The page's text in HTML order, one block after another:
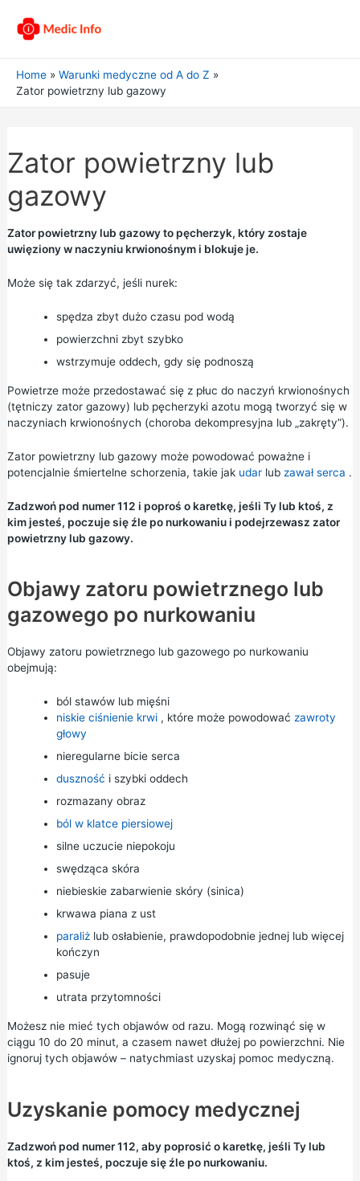
Home
Warunki medyczne od A do Z
Zator powietrzny lub gazowy
Zator powietrzny lub
gazowy
Zator powietrzny lub gazowy to pęcherzyk, który zostaje
uwięziony w naczyniu krwionośnym i blokuje je.
Może się tak zdarzyć, jeśli nurek:
spędza zbyt dużo czasu pod wodą
powierzchni zbyt szybko
wstrzymuje oddech, gdy się podnoszą
Powietrze może przedostawać się z płuc do naczyń krwionośnych
(tętniczy zator gazowy) lub pęcherzyki azotu mogą tworzyć się w
naczyniach krwionośnych (choroba dekompresyjna lub „zakręty”).
Zator powietrzny lub gazowy może powodować poważne i
potencjalnie śmiertelne schorzenia, takie jak udarlub zawał serca .
Zadzwoń pod numer 112 i poproś o karetkę, jeśli Ty lub ktoś, z
kim jesteś, poczuje się źle po nurkowaniu i podejrzewasz zator
powietrzny lub gazowy.
Objawy zatoru powietrznego lub
gazowego po nurkowaniu
Objawy zatoru powietrznego lub gazowego po nurkowaniu
obejmują:
ból stawów lub mięśni
niskie ciśnienie krwi, które może powodować zawroty
głowy
nieregularne bicie serca
duszność i szybki oddech
rozmazany obraz
ból w klatce piersiowej
silne uczucie niepokoju
swędząca skóra
niebieskie zabarwienie skóry (sinica)
krwawa piana z ust
paraliżlub osłabienie, prawdopodobnie jednej lub więcej
kończyn
pasuje
utrata przytomności
Możesz nie mieć tych objawów od razu. Mogą rozwinąć się w
ciągu 10 do 20 minut, a czasem nawet dłużej po powierzchni. Nie
ignoruj tych objawów – natychmiast uzyskaj pomoc medyczną.
Uzyskanie pomocy medycznej
Zadzwoń pod numer 112, aby poprosić o karetkę, jeśli Ty lub
ktoś, z kim jesteś, poczuje się źle po nurkowaniu.